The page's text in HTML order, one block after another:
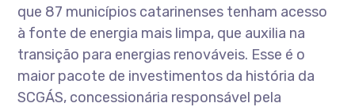
que 87 municípios catarinenses tenham acesso
à fonte de energia mais limpa, que auxilia na
transição para energias renováveis. Esse é o
maior pacote de investimentos da história da
SCGÁS, concessionária responsável pela